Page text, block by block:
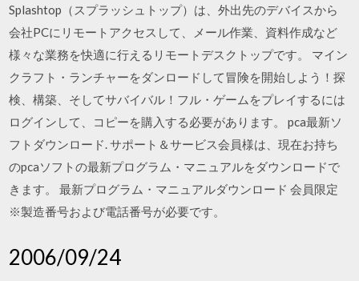
Splashtop（スプラッシュトップ）は、外出先のデバイスから
会社PCにリモートアクセスして、メール作業、資料作成など
様々な業務を快適に行えるリモートデスクトップです。 マイン
クラフト・ランチャーをダンロードして冒険を開始しよう！探
検、構築、そしてサバイバル！フル・ゲームをプレイするには
ログインして、コピーを購入する必要があります。 pca最新ソ
フトダウンロード. サポート＆サービス会員様は、現在お持ち
のpcaソフトの最新プログラム・マニュアルをダウンロードで
きます。 最新プログラム・マニュアルダウンロード 会員限定
※製造番号および電話番号が必要です。
2006/09/24